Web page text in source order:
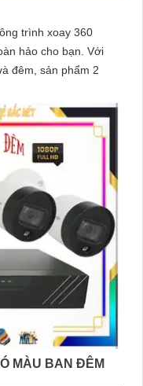
trình xoay 360
hảo cho bạn. Với
đêm, sản phẩm 2
MÀU BAN ĐÊM